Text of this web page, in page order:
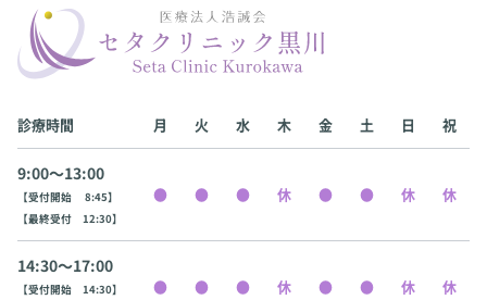
診療時間 月 火 水 木 金 土 日 祝
9:00〜13:00
【受付開始 8:45】
【最終受付 12:30】
14:30〜17:00
【受付開始 14:30】